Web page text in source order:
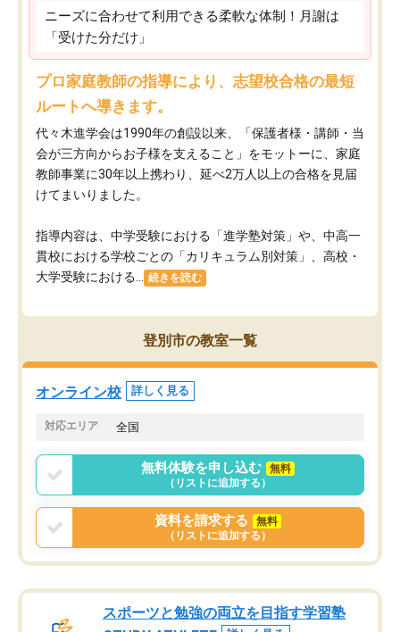
ニーズに合わせて利用できる柔軟な体制！月謝は
「受けた分だけ」
プロ家庭教師の指導により、志望校合格の最短
ルートへ導きます。
代々木進学会は1990年の創設以来、「保護者様・講師・当
会が三方向からお子様を支えること」をモットーに、家庭
教師事業に30年以上携わり、延べ2万人以上の合格を見届
けてまいりました。
指導内容は、中学受験における「進学塾対策」や、中高一
貫校における学校ごとの「カリキュラム別対策」、高校・
大学受験における...
続きを読む
登別市の教室一覧
オンライン校 詳しく見る
対応エリア 全国
無料体験を申し込む
無料
（リストに追加する）
資料を請求する
無料
（リストに追加する）
スポーツと勉強の両立を目指す学習塾